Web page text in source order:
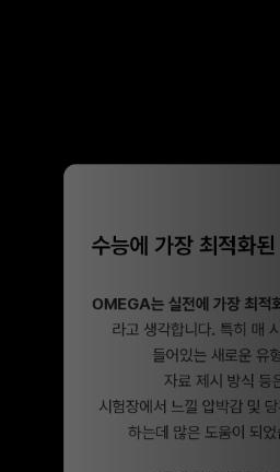
수능에 가장 최적화
OMEGA는 실전에 가장 최적
라고 생각합니다. 특히 매
들어있는 새로운 유
자료 제시 방식 등
시험장에서 느낄 압박감 및
하는데 많은 도움이 되